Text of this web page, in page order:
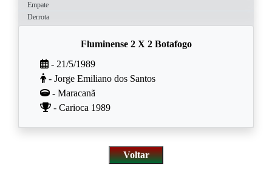
Empate
Derrota
Fluminense 2 X 2 Botafogo
- 21/5/1989
- Jorge Emiliano dos Santos
- Maracanã
- Carioca 1989